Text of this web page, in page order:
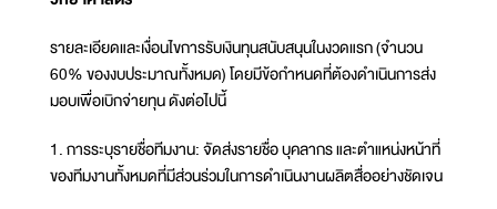
รายละเอียดและเงื่อนไขการรับเงินทุนสนับสนุนในงวดแรก (จำนวน
60% ของงบประมาณทั้งหมด) โดยมีข้อกำหนดที่ต้องดำเนินการส่ง
มอบเพื่อเบิกจ่ายทุน ดังต่อไปนี้
1. การระบุรายชื่อทีมงาน: จัดส่งรายชื่อ บุคลากร และตำแหน่งหน้าที่
ของทีมงานทั้งหมดที่มีส่วนร่วมในการดำเนินงานผลิตสื่ออย่างชัดเจน